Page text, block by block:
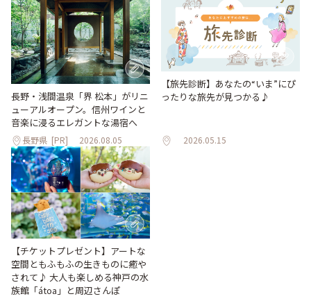
長野・浅間温泉「界 松本」がリニ
ューアルオープン。信州ワインと
音楽に浸るエレガントな湯宿へ
長野県 [PR] 2026.08.05
【旅先診断】あなたの“いま”にぴ
ったりな旅先が見つかる♪
2026.05.15
【チケットプレゼント】アートな
空間ともふもふの生きものに癒や
されて♪ 大人も楽しめる神戸の水
族館「átoa」と周辺さんぽ